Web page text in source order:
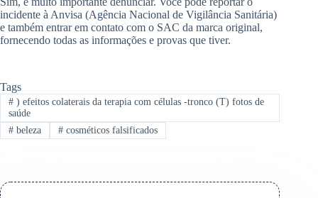
incidente à Anvisa (Agência Nacional de Vigilância Sanitária)
e também entrar em contato com o SAC da marca original,
fornecendo todas as informações e provas que tiver.
Tags
#) efeitos colaterais da terapia com células -tronco (T) fotos de
saúde
#beleza #cosméticos falsificados